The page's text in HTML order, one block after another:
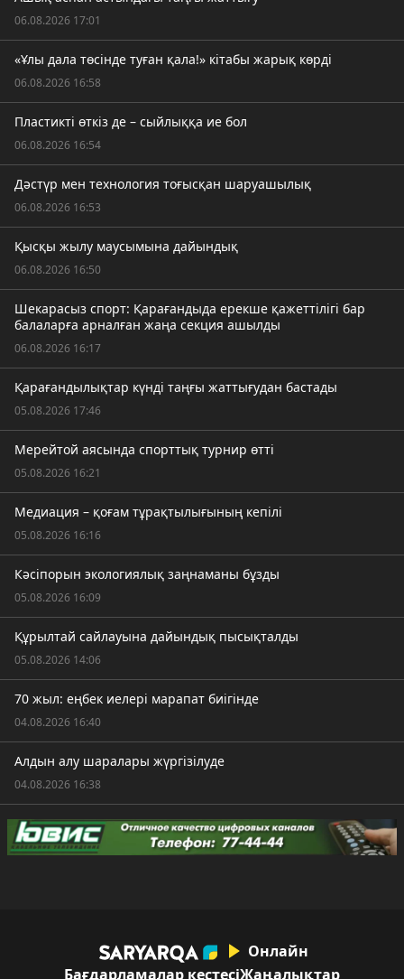
06.08.2026 17:01
«Ұлы дала төсінде туған қала!» кітабы жарық көрді
06.08.2026 16:58
Пластикті өткіз де – сыйлыққа ие бол
06.08.2026 16:54
Дәстүр мен технология тоғысқан шаруашылық
06.08.2026 16:53
Қысқы жылу маусымына дайындық
06.08.2026 16:50
Шекарасыз спорт: Қарағандыда ерекше қажеттілігі бар
балаларға арналған жаңа секция ашылды
06.08.2026 16:17
Қарағандылықтар күнді таңғы жаттығудан бастады
05.08.2026 17:46
Мерейтой аясында спорттық турнир өтті
05.08.2026 16:21
Медиация – қоғам тұрақтылығының кепілі
05.08.2026 16:16
Кәсіпорын экологиялық заңнаманы бұзды
05.08.2026 16:09
Құрылтай сайлауына дайындық пысықталды
05.08.2026 14:06
70 жыл: еңбек иелері марапат биігінде
04.08.2026 16:40
Алдын алу шаралары жүргізілуде
04.08.2026 16:38
Онлайн
Бағдарламалар кестесіЖаңалықтар